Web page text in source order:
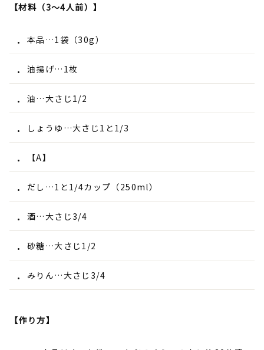
【材料（3～4人前）】
本品…1袋（30g）
油揚げ…1枚
油…大さじ1/2
しょうゆ…大さじ1と1/3
【A】
だし…1と1/4カップ（250ml）
酒…大さじ3/4
砂糖…大さじ1/2
みりん…大さじ3/4
【作り方】